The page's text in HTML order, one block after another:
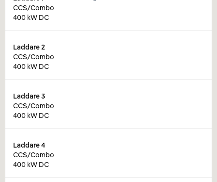
CCS/Combo
400 kW DC
Laddare2
CCS/Combo
400 kW DC
Laddare3
CCS/Combo
400 kW DC
Laddare4
CCS/Combo
400 kW DC